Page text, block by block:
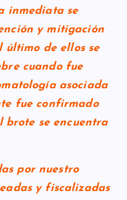
inmediata se
y mitigación
último de ellos se
cuando fue
asociada
fue confirmado
brote se encuentra
por nuestro
y fiscalizadas